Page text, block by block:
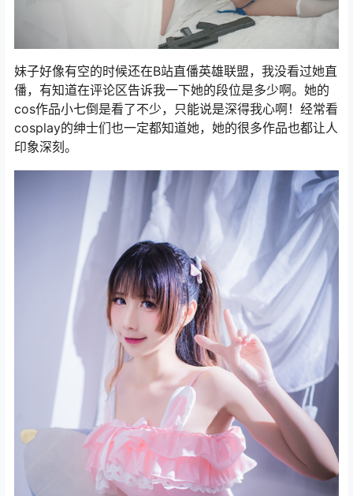
妹子好像有空的时候还在B站直僠英雄联盟，我没看过她直
僠，有知道在评论区告诉我一下她的段位是多少啊。她的
cos作品小七倒是看了不少，只能说是深得我心啊！经常看
cosplay的绅士们也一定都知道她，她的很多作品也都让人
印象深刻。